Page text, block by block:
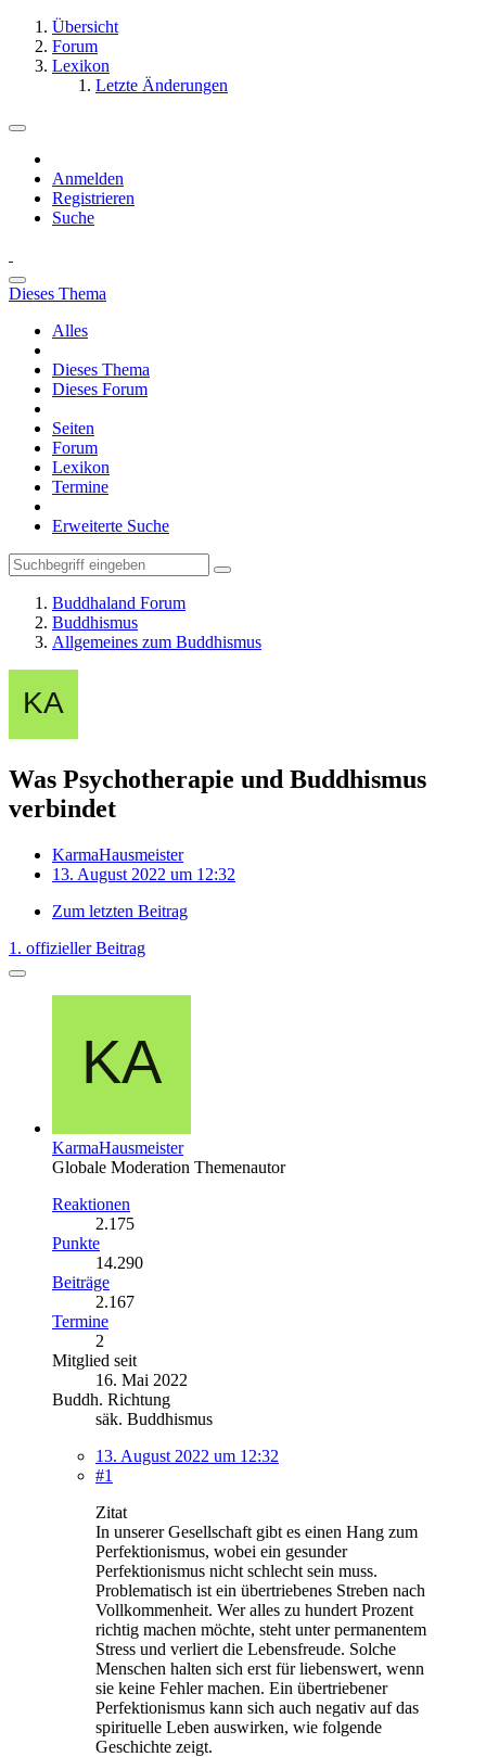
Übersicht
Forum
Lexikon
Letzte Änderungen
Anmelden
Registrieren
Suche
Dieses Thema
Alles
Dieses Thema
Dieses Forum
Seiten
Forum
Lexikon
Termine
Erweiterte Suche
Buddhaland Forum
Buddhismus
Allgemeines zum Buddhismus
Was Psychotherapie und Buddhismus
verbindet
KarmaHausmeister
13. August 2022 um 12:32
Zum letzten Beitrag
1. offizieller Beitrag
KarmaHausmeister
Globale Moderation Themenautor
Reaktionen
2.175
Punkte
14.290
Beiträge
2.167
Termine
2
Mitglied seit
16. Mai 2022
Buddh. Richtung
säk. Buddhismus
13. August 2022 um 12:32
#1
Zitat
In unserer Gesellschaft gibt es einen Hang zum
Perfektionismus, wobei ein gesunder
Perfektionismus nicht schlecht sein muss.
Problematisch ist ein übertriebenes Streben nach
Vollkommenheit. Wer alles zu hundert Prozent
richtig machen möchte, steht unter permanentem
Stress und verliert die Lebensfreude. Solche
Menschen halten sich erst für liebenswert, wenn
sie keine Fehler machen. Ein übertriebener
Perfektionismus kann sich auch negativ auf das
spirituelle Leben auswirken, wie folgende
Geschichte zeigt.